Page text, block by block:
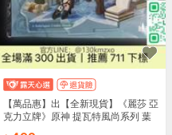
【萬品惠】出【全新現貨】《麗莎 亞
克力立牌》原神 提瓦特風尚系列 葉